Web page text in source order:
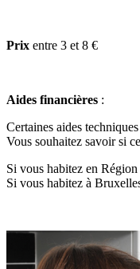
Prix entre 3 et 8 €
Aides financières :
Certaines aides
Vous souhaitez savoir si
Si vous habitez en
Si vous habitez à